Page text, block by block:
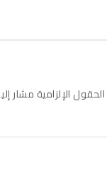
الحقول الإلزامية مشار